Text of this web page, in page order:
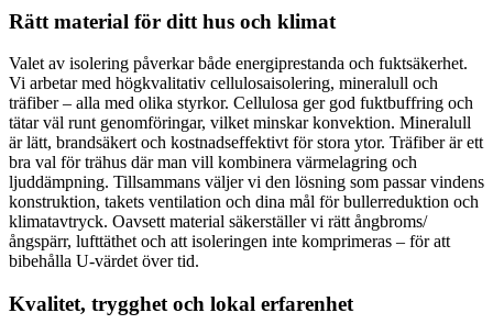
Rätt material för ditt hus och klimat
Valet av isolering påverkar både energiprestanda och fuktsäkerhet.
Vi arbetar med högkvalitativ cellulosaisolering, mineralull och
träfiber – alla med olika styrkor. Cellulosa ger god fuktbuffring och
tätar väl runt genomföringar, vilket minskar konvektion. Mineralull
är lätt, brandsäkert och kostnadseffektivt för stora ytor. Träfiber är ett
bra val för trähus där man vill kombinera värmelagring och
ljuddämpning. Tillsammans väljer vi den lösning som passar vindens
konstruktion, takets ventilation och dina mål för bullerreduktion och
klimatavtryck. Oavsett material säkerställer vi rätt ångbroms/
ångspärr, lufttäthet och att isoleringen inte komprimeras – för att
bibehålla U-värdet över tid.
Kvalitet, trygghet och lokal erfarenhet